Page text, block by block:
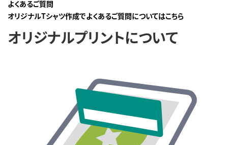
よくあるご質問
オリジナルTシャツ作成でよくあるご質問についてはこちら
オリジナルプリントについて